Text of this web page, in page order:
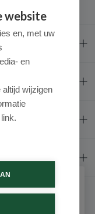
website
en, met uw
en
wijzigen
en persoonlijk